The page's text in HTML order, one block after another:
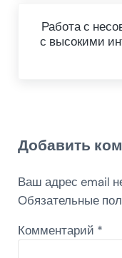
Работа с
с высокими
Добавить
Ваш адрес email
Обязательные
Комментарий *